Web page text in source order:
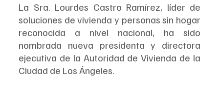
La Sra. Lourdes Castro Ramírez, líder de
soluciones de vivienda y personas sin hogar
reconocida a nivel nacional, ha sido
nombrada nueva presidenta y directora
ejecutiva de la Autoridad de Vivienda de la
Ciudad de Los Ángeles.